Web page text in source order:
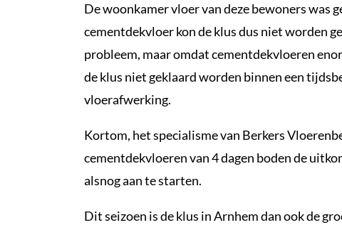
De woonkamer vloer van deze bewoners was
cementdekvloer kon de klus dus niet worden
probleem, maar omdat cementdekvloeren
de klus niet geklaard worden binnen een
vloerafwerking.
Kortom, het specialisme van Berkers
cementdekvloeren van 4 dagen boden de
alsnog aan te starten.
Dit seizoen is de klus in Arnhem dan ook de